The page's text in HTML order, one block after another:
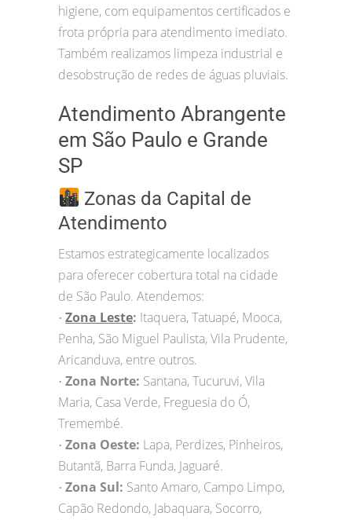
higiene, com equipamentos certificados e
frota própria para atendimento imediato.
Também realizamos limpeza industrial e
desobstrução de redes de águas pluviais.
Atendimento Abrangente
em São Paulo e Grande
SP
Zonas da Capital de
Atendimento
Estamos estrategicamente localizados
para oferecer cobertura total na cidade
de São Paulo. Atendemos:
• Zona Leste: Itaquera, Tatuapé, Mooca,
Penha, São Miguel Paulista, Vila Prudente,
Aricanduva, entre outros.
• Zona Norte: Santana, Tucuruvi, Vila
Maria, Casa Verde, Freguesia do Ó,
Tremembé.
• Zona Oeste: Lapa, Perdizes, Pinheiros,
Butantã, Barra Funda, Jaguaré.
• Zona Sul: Santo Amaro, Campo Limpo,
Capão Redondo, Jabaquara, Socorro,